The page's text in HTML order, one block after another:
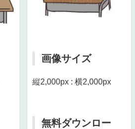
画像サイズ
縦2,000px : 横2,000px
無料ダウンロー